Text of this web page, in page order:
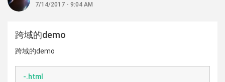
7/14/2017 - 9:04 AM
跨域的demo
跨域的demo
-.html